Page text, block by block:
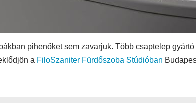
pihenőket sem zavarjuk. Több csaptelep
a FiloSzaniter Fürdőszoba Stúdióban